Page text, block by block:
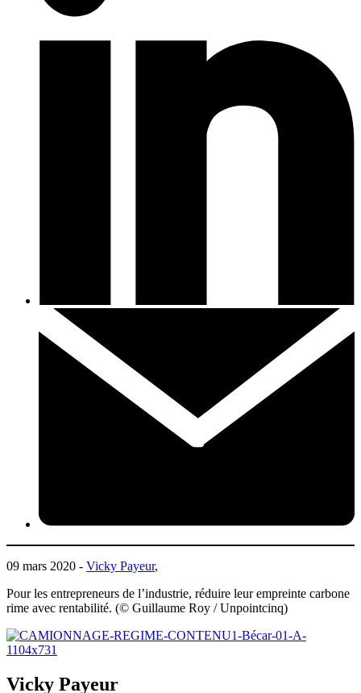
09 mars 2020 - Vicky Payeur,
Pour les entrepreneurs de l’industrie, réduire leur empreinte carbone
rime avec rentabilité. (© Guillaume Roy / Unpointcinq)
Vicky Payeur